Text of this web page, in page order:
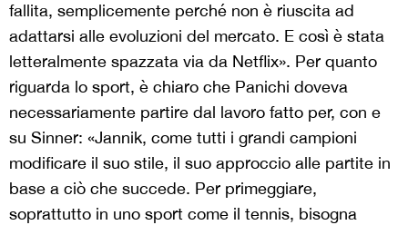
fallita, semplicemente perché non è riuscita ad
adattarsi alle evoluzioni del mercato. E così è stata
letteralmente spazzata via da Netflix». Per quanto
riguarda lo sport, è chiaro che Panichi doveva
necessariamente partire dal lavoro fatto per, con e
su Sinner: «Jannik, come tutti i grandi campioni
modificare il suo stile, il suo approccio alle partite in
base a ciò che succede. Per primeggiare,
soprattutto in uno sport come il tennis, bisogna